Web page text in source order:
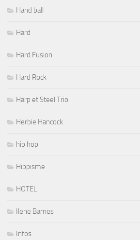
Hand ball
Hard
Hard Fusion
Hard Rock
Harp et Steel Trio
Herbie Hancock
hip hop
Hippisme
HOTEL
Ilene Barnes
Infos